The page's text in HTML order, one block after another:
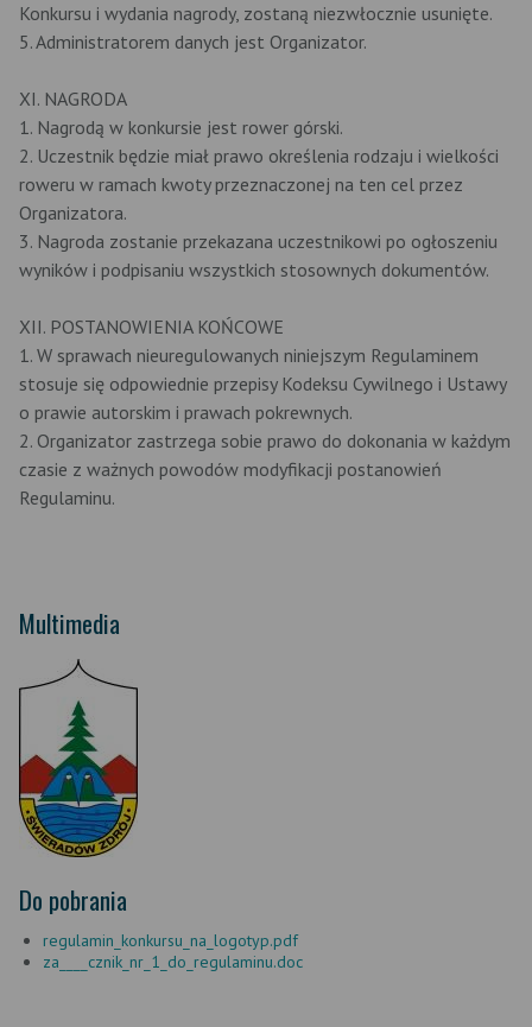
Konkursu i wydania nagrody, zostaną niezwłocznie usunięte.
5. Administratorem danych jest Organizator.
XI. NAGRODA
1. Nagrodą w konkursie jest rower górski.
2. Uczestnik będzie miał prawo określenia rodzaju i wielkości
roweru w ramach kwoty przeznaczonej na ten cel przez
Organizatora.
3. Nagroda zostanie przekazana uczestnikowi po ogłoszeniu
wyników i podpisaniu wszystkich stosownych dokumentów.
XII. POSTANOWIENIA KOŃCOWE
1. W sprawach nieuregulowanych niniejszym Regulaminem
stosuje się odpowiednie przepisy Kodeksu Cywilnego i Ustawy
o prawie autorskim i prawach pokrewnych.
2. Organizator zastrzega sobie prawo do dokonania w każdym
czasie z ważnych powodów modyfikacji postanowień
Regulaminu.
Multimedia
Do pobrania
regulamin_konkursu_na_logotyp.pdf
za____cznik_nr_1_do_regulaminu.doc